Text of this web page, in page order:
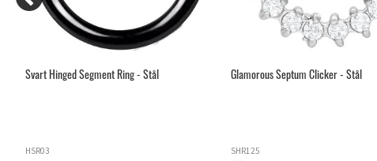
Svart Hinged Segment Ring - Stål
HSR03
Glamorous Septum Clicker - Stål
SHR125